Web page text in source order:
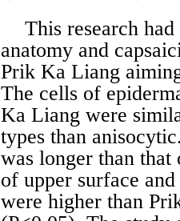
This research
anatomy and
Prik Ka Liang
The cells of
Ka Liang were
types than
was longer than
of upper surface
were higher than